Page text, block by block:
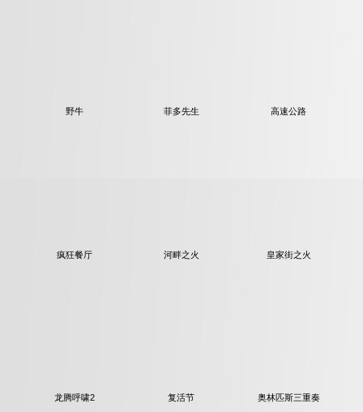
野牛 菲多先生 高速公路
疯狂餐厅 河畔之火 皇家街之火
龙腾呼啸2 复活节 奥林匹斯三重奏